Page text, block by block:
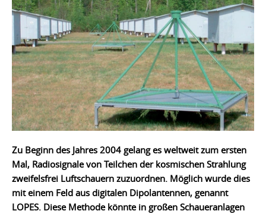
Zu Beginn des Jahres 2004 gelang es weltweit zum ersten
Mal, Radiosignale von Teilchen der kosmischen Strahlung
zweifelsfrei Luftschauern zuzuordnen. Möglich wurde dies
mit einem Feld aus digitalen Dipolantennen, genannt
LOPES. Diese Methode könnte in großen Schaueranlagen